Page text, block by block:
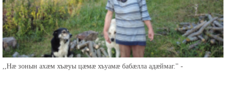
,,Нæ зонын ахæм хъæуы цæмæ хъуамæ бабæлла адæймаг.'' -